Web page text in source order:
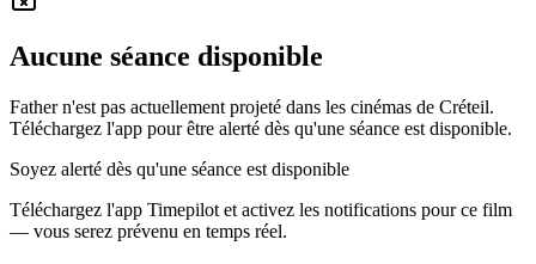
Aucune séance disponible
Father n'est pas actuellement projeté dans les cinémas de Créteil.
Téléchargez l'app pour être alerté dès qu'une séance est disponible.
Soyez alerté dès qu'une séance est disponible
Téléchargez l'app Timepilot et activez les notifications pour ce film
— vous serez prévenu en temps réel.